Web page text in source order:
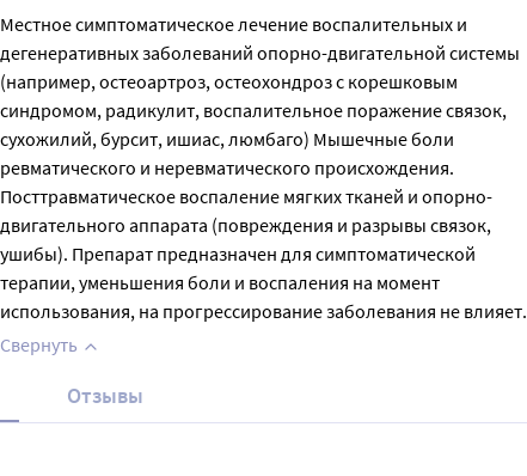
Местное симптоматическое лечение воспалительных и
дегенеративных заболеваний опорно-двигательной системы
(например, остеоартроз, остеохондроз с корешковым
синдромом, радикулит, воспалительное поражение связок,
сухожилий, бурсит, ишиас, люмбаго) Мышечные боли
ревматического и неревматического происхождения.
Посттравматическое воспаление мягких тканей и опорно-
двигательного аппарата (повреждения и разрывы связок,
ушибы). Препарат предназначен для симптоматической
терапии, уменьшения боли и воспаления на момент
использования, на прогрессирование заболевания не влияет.
Свернуть
Отзывы